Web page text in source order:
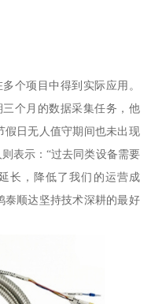
个项目中得到实际应用。
个月的数据采集任务，他
假日无人值守期间也未出现
表示：“过去同类设备需要
长，降低了我们的运营成
泰顺达坚持技术深耕的最好